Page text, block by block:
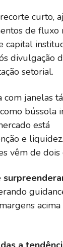
curto,
de fluxo
capital
divulgação
setorial.
janelas
bússola
está
e
vêm de dois